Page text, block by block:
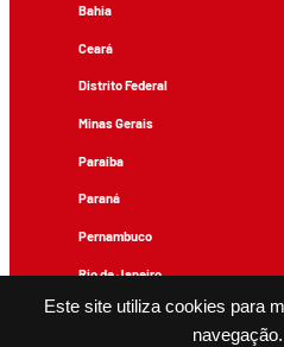
Este site utiliza cookies para
navegação.
Bahia
Ceará
Distrito Federal
Minas Gerais
Paraíba
Paraná
Pernambuco
Rio de Janeiro
Rio Grande do Sul